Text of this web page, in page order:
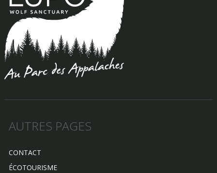
AUTRES PAGES
CONTACT
ÉCOTOURISME